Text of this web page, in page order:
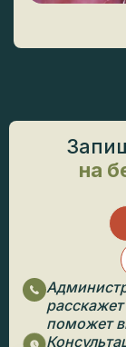
на
поможет